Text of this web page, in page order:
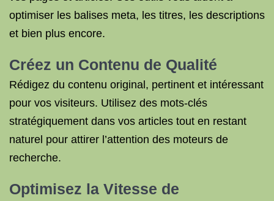
optimiser les balises meta, les titres, les descriptions
et bien plus encore.
Créez un Contenu de Qualité
Rédigez du contenu original, pertinent et intéressant
pour vos visiteurs. Utilisez des mots-clés
stratégiquement dans vos articles tout en restant
naturel pour attirer l’attention des moteurs de
recherche.
Optimisez la Vitesse de